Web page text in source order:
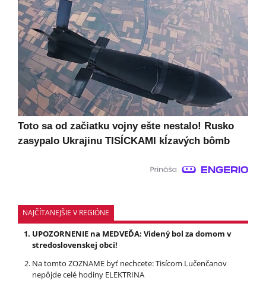
Toto sa od začiatku vojny ešte nestalo! Rusko
zasypalo Ukrajinu TISÍCKAMI kĺzavých bômb
NAJČÍTANEJŠIE V REGIÓNE
UPOZORNENIE na MEDVEĎA: Videný bol za domom v
stredoslovenskej obci!
Na tomto ZOZNAME byť nechcete: Tisícom Lučenčanov
nepôjde celé hodiny ELEKTRINA